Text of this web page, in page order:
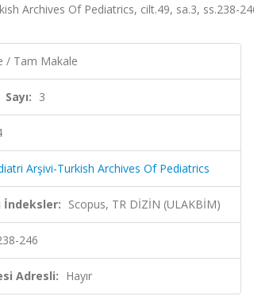
Archives Of Pediatrics, cilt.49, sa.3, ss.238-
/ Tam Makale
Sayı: 3
Arşivi-Turkish Archives Of Pediatrics
İndeksler: Scopus, TR DİZİN (ULAKBİM)
246
Adresli: Hayır